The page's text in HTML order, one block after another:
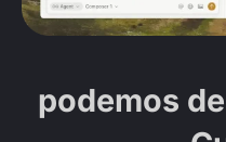
podemos